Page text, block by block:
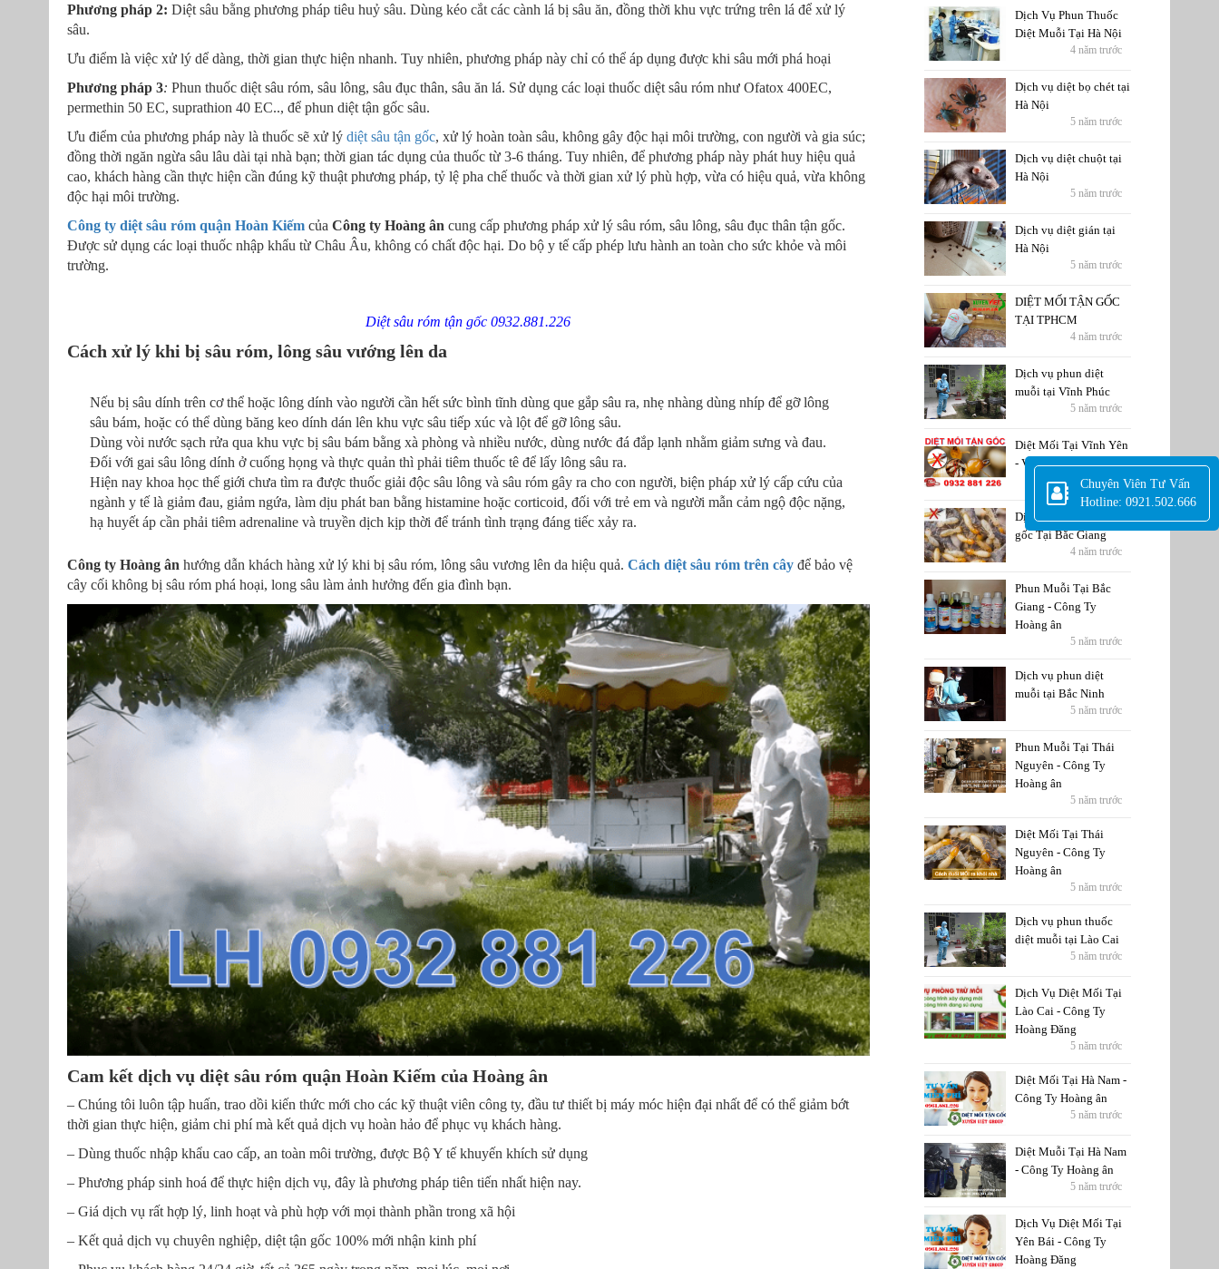
Phương pháp 2: Diệt sâu bằng phương pháp tiêu huỷ sâu. Dùng kéo cắt các cành lá bị sâu ăn, đồng thời khu vực trứng trên lá để xử lý
sâu.
Ưu điểm là việc xử lý dể dàng, thời gian thực hiện nhanh. Tuy nhiên, phương pháp này chỉ có thể áp dụng được khi sâu mới phá hoại
Phương pháp 3: Phun thuốc diệt sâu róm, sâu lông, sâu đục thân, sâu ăn lá. Sử dụng các loại thuốc diệt sâu róm như Ofatox 400EC,
permethin 50 EC, suprathion 40 EC.., để phun diệt tận gốc sâu.
Ưu điểm của phương pháp này là thuốc sẽ xử lý diệt sâu tận gốc, xử lý hoàn toàn sâu, không gây độc hại môi trường, con người và gia súc;
đồng thời ngăn ngừa sâu lâu dài tại nhà bạn; thời gian tác dụng của thuốc từ 3-6 tháng. Tuy nhiên, để phương pháp này phát huy hiệu quả
cao, khách hàng cần thực hiện cần đúng kỹ thuật phương pháp, tỷ lệ pha chế thuốc và thời gian xử lý phù hợp, vừa có hiệu quả, vừa không
độc hại môi trường.
Công ty diệt sâu róm quận Hoàn Kiếm của Công ty Hoàng ân cung cấp phương pháp xử lý sâu róm, sâu lông, sâu đục thân tận gốc.
Được sử dụng các loại thuốc nhập khẩu từ Châu Âu, không có chất độc hại. Do bộ y tế cấp phép lưu hành an toàn cho sức khỏe và môi
trường.
Diệt sâu róm tận gốc 0932.881.226
Cách xử lý khi bị sâu róm, lông sâu vướng lên da
Nếu bị sâu dính trên cơ thể hoặc lông dính vào người cần hết sức bình tĩnh dùng que gắp sâu ra, nhẹ nhàng dùng nhíp để gỡ lông
sâu bám, hoặc có thể dùng băng keo dính dán lên khu vực sâu tiếp xúc và lột để gỡ lông sâu.
Dùng vòi nước sạch rửa qua khu vực bị sâu bám bằng xà phòng và nhiều nước, dùng nước đá đắp lạnh nhằm giảm sưng và đau.
Đối với gai sâu lông dính ở cuống họng và thực quản thì phải tiêm thuốc tê để lấy lông sâu ra.
Hiện nay khoa học thế giới chưa tìm ra được thuốc giải độc sâu lông và sâu róm gây ra cho con người, biện pháp xử lý cấp cứu của
ngành y tế là giảm đau, giảm ngứa, làm dịu phát ban bằng histamine hoặc corticoid, đối với trẻ em và người mẫn cảm ngộ độc nặng,
hạ huyết áp cần phải tiêm adrenaline và truyền dịch kịp thời để tránh tình trạng đáng tiếc xảy ra.
Công ty Hoàng ân hướng dẫn khách hàng xử lý khi bị sâu róm, lông sâu vương lên da hiệu quả. Cách diệt sâu róm trên câyđể bảo vệ
cây cối không bị sâu róm phá hoại, long sâu làm ảnh hưởng đến gia đình bạn.
Cam kết dịch vụ diệt sâu róm quận Hoàn Kiếm của Hoàng ân
– Chúng tôi luôn tập huấn, trao dồi kiến thức mới cho các kỹ thuật viên công ty, đầu tư thiết bị máy móc hiện đại nhất để có thể giảm bớt
thời gian thực hiện, giảm chi phí mà kết quả dịch vụ hoàn hảo để phục vụ khách hàng.
– Dùng thuốc nhập khẩu cao cấp, an toàn môi trường, được Bộ Y tế khuyến khích sử dụng
– Phương pháp sinh hoá để thực hiện dịch vụ, đây là phương pháp tiên tiến nhất hiện nay.
– Giá dịch vụ rất hợp lý, linh hoạt và phù hợp với mọi thành phần trong xã hội
– Kết quả dịch vụ chuyên nghiệp, diệt tận gốc 100% mới nhận kinh phí
Dịch Vụ Phun Thuốc
Diệt Muỗi Tại Hà Nội
4 năm trước
Dịch vụ diệt bọ chét tại
Hà Nội
5 năm trước
Dịch vụ diệt chuột tại
Hà Nội
5 năm trước
Dịch vụ diệt gián tại
Hà Nội
5 năm trước
DIỆT MỐI TẬN GỐC
TẠI TPHCM
4 năm trước
Dịch vụ phun diệt
muỗi tại Vĩnh Phúc
5 năm trước
Diệt Mối Tại Vĩnh Yên
- Vĩnh Phúc
5 năm trước
Dịch Vụ Diệt Mối tận
gốc Tại Bắc Giang
4 năm trước
Phun Muỗi Tại Bắc
Giang - Công Ty
Hoàng ân
5 năm trước
Dịch vụ phun diệt
muỗi tại Bắc Ninh
5 năm trước
Phun Muỗi Tại Thái
Nguyên - Công Ty
Hoàng ân
5 năm trước
Diệt Mối Tại Thái
Nguyên - Công Ty
Hoàng ân
5 năm trước
Dịch vụ phun thuốc
diệt muỗi tại Lào Cai
5 năm trước
Dịch Vụ Diệt Mối Tại
Lào Cai - Công Ty
Hoàng Đăng
5 năm trước
Diệt Mối Tại Hà Nam -
Công Ty Hoàng ân
5 năm trước
Diệt Muỗi Tại Hà Nam
- Công Ty Hoàng ân
5 năm trước
Dịch Vụ Diệt Mối Tại
Yên Bái - Công Ty
Hoàng Đăng
Chuyên Viên Tư Vấn
Hotline: 0921.502.666